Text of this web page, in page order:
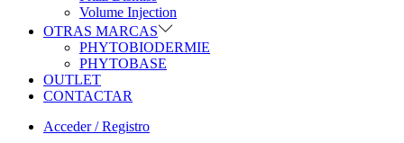
Volume Injection
OTRAS MARCAS
PHYTOBIODERMIE
PHYTOBASE
OUTLET
CONTACTAR
Acceder / Registro